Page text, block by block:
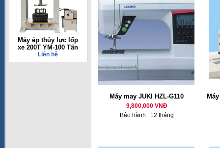
Máy ép thủy lực lốp
xe 200T YM-100 Tấn
Liên hệ
Máy may JUKI HZL-G110
9,800,000 VNĐ
Bảo hành : 12 tháng